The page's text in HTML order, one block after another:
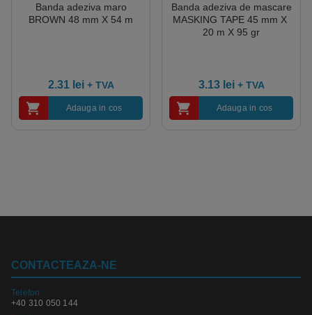
Banda adeziva maro
BROWN 48 mm X 54 m
2.31 lei + TVA
Adauga in cos
Banda adeziva de mascare
MASKING TAPE 45 mm X
20 m X 95 gr
3.13 lei + TVA
Adauga in cos
CONTACTEAZA-NE
Telefon:
+40 310 050 144